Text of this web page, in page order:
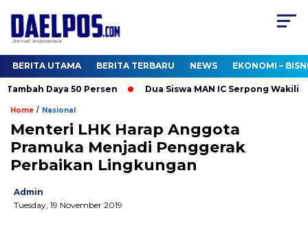
BERITA UTAMA BERITA TERBARU NEWS EKONOMI –
Daya 50 Persen Dua Siswa MAN IC Serpong Wakili RI
Home / Nasional
Menteri LHK Harap Anggota
Pramuka Menjadi Penggerak
Perbaikan Lingkungan
Admin
Tuesday, 19 November 2019